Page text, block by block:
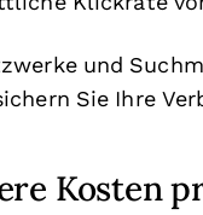
und
Sie Ihre
Kosten